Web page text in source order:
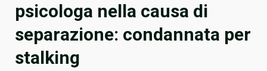
psicologa nella causa di
separazione: condannata per
stalking